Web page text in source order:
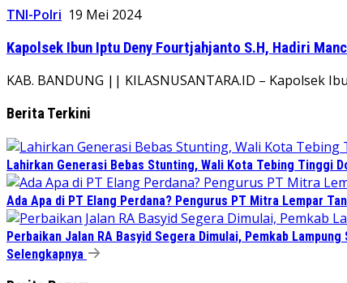
TNI-Polri 19 Mei 2024
Kapolsek Ibun Iptu Deny Fourtjahjanto S.H, Hadiri
KAB. BANDUNG || KILASNUSANTARA.ID – Kapolsek
Berita Terkini
Lahirkan Generasi Bebas Stunting, Wali Kota Tebing Tinggi
Ada Apa di PT Elang Perdana? Pengurus PT Mitra Lempar
Perbaikan Jalan RA Basyid Segera Dimulai, Pemkab
Selengkapnya